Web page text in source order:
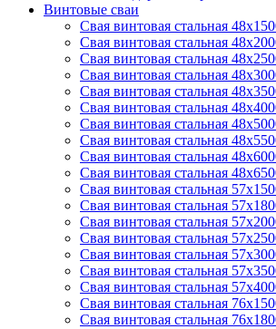
Винтовые сваи
Свая винтовая стальная
Свая винтовая стальная
Свая винтовая стальная
Свая винтовая стальная
Свая винтовая стальная
Свая винтовая стальная
Свая винтовая стальная
Свая винтовая стальная
Свая винтовая стальная
Свая винтовая стальная
Свая винтовая стальная
Свая винтовая стальная
Свая винтовая стальная
Свая винтовая стальная
Свая винтовая стальная
Свая винтовая стальная
Свая винтовая стальная
Свая винтовая стальная
Свая винтовая стальная